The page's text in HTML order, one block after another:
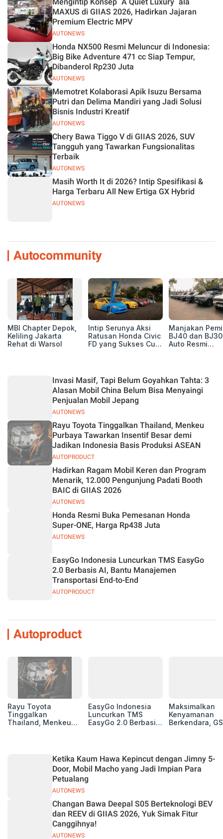
AUTONEWS
MAXUS di GIIAS 2026, Hadirkan Jajaran
Premium Electric MPV
AUTONEWS
Honda NX500 Resmi Meluncur di Indonesia:
Big Bike Adventure 471 cc Siap Tempur,
Dibanderol Rp230 Juta
AUTONEWS
Memotret Kolaborasi Apik Isuzu Bersama
Putri dan Delima Mandiri yang Jadi Solusi
Bisnis Industri Kreatif
AUTONEWS
Chery Bawa Tiggo V di GIIAS 2026, SUV
Tangguh yang Tawarkan Fungsionalitas
Terbaik
AUTONEWS
Masih Worth It di 2026? Intip Spesifikasi &
Harga Terbaru All New Ertiga GX Hybrid
Autocommunity
MBI Chapter Depok,
Keliling Jakarta
Rehat di Warsol
Intip Serunya Aksi
Ratusan Honda Civic
FD yang Sukses Curi
Manjakan
BJ40 dan
Auto Resmi
AUTONEWS
Invasi Masif, Tapi Belum Goyahkan Tahta: 3
Alasan Mobil China Belum Bisa Menyaingi
Penjualan Mobil Jepang
AUTOPRODUCT
Rayu Toyota Tinggalkan Thailand, Menkeu
Purbaya Tawarkan Insentif Besar demi
Jadikan Indonesia Basis Produksi ASEAN
AUTONEWS
Hadirkan Ragam Mobil Keren dan Program
Menarik, 12.000 Pengunjung Padati Booth
BAIC di GIIAS 2026
AUTONEWS
Honda Resmi Buka Pemesanan Honda
Super-ONE, Harga Rp438 Juta
AUTOPRODUCT
EasyGo Indonesia Luncurkan TMS EasyGo
2.0 Berbasis AI, Bantu Manajemen
Transportasi End-to-End
Autoproduct
Rayu Toyota
Tinggalkan
Thailand, Menkeu
Basis Produksi
EasyGo Indonesia
Luncurkan TMS
EasyGo 2.0 Berbasis
Maksimalkan
Kenyamanan
Berkendara,
AUTONEWS
Ketika Kaum Hawa Kepincut dengan Jimny 5-
Door, Mobil Macho yang Jadi Impian Para
Petualang
AUTONEWS
Changan Bawa Deepal S05 Berteknologi BEV
dan REEV di GIIAS 2026, Yuk Simak Fitur
Canggihnya!